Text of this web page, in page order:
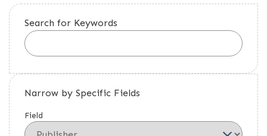
Search for Keywords
Narrow by Specific Fields
Field